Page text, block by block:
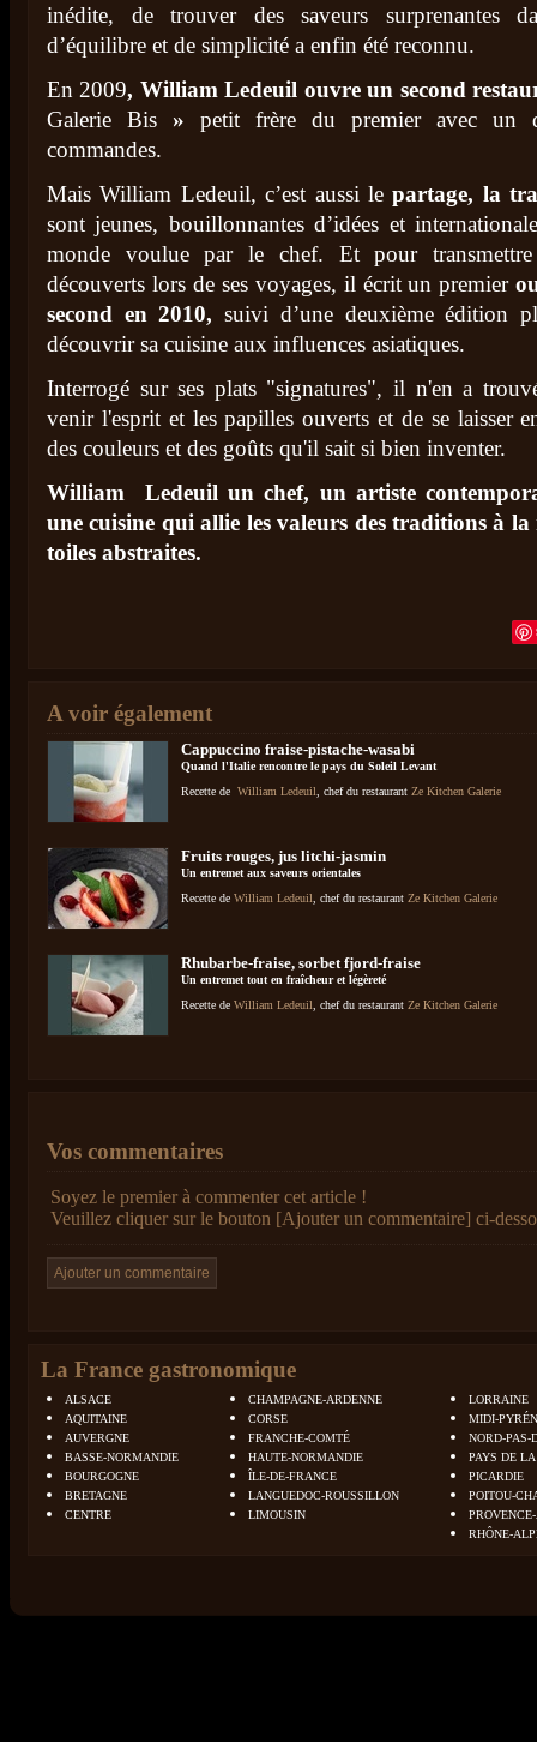
inédite, de trouver des saveurs surprenantes
d’équilibre et de simplicité a enfin été reconnu.
En 2009, William Ledeuil ouvre un second
Galerie Bis » petit frère du premier avec un
commandes.
Mais William Ledeuil, c’est aussi lepartage, la
sont jeunes, bouillonnantes d’idées et
monde voulue par le chef. Et pour
découverts lors de ses voyages, il écrit un premier
second en 2010, suivi d’une deuxième édition
découvrir sa cuisine aux influences asiatiques.
Interrogé sur ses plats "signatures", il n'en a
venir l'esprit et les papilles ouverts et de se laisser
des couleurs et des goûts qu'il sait si bien inventer.
William Ledeuil un chef, un artiste
une cuisine qui allie les valeurs des traditions à la
toiles abstraites.
A voir également
Cappuccino fraise-pistache-wasabi
Quand l'Italie rencontre le pays du Soleil Levant
Recette de William Ledeuil, chef du restaurant Ze Kitchen Galerie
Fruits rouges, jus litchi-jasmin
Un entremet aux saveurs orientales
Recette de William Ledeuil, chef du restaurant Ze Kitchen Galerie
Rhubarbe-fraise, sorbet fjord-fraise
Un entremet tout en fraîcheur et légèreté
Recette de William Ledeuil, chef du restaurant Ze Kitchen Galerie
Vos commentaires
Soyez le premier à commenter cet article !
Veuillez cliquer sur le bouton [Ajouter un commentaire] ci-
La France gastronomique
ALSACE
AQUITAINE
AUVERGNE
BASSE-NORMANDIE
BOURGOGNE
BRETAGNE
CENTRE
CHAMPAGNE-ARDENNE
CORSE
FRANCHE-COMTÉ
HAUTE-NORMANDIE
ÎLE-DE-FRANCE
LANGUEDOC-ROUSSILLON
LIMOUSIN
LORRAINE
MIDI-
NORD-PAS-
PAYS DE
PICARDIE
POITOU-
RHÔNE-